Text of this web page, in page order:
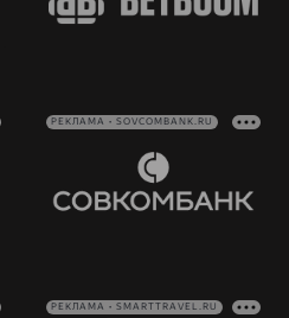
РЕКЛАМА • SOVCOMBANK.RU
РЕКЛАМА • SMARTTRAVEL.RU